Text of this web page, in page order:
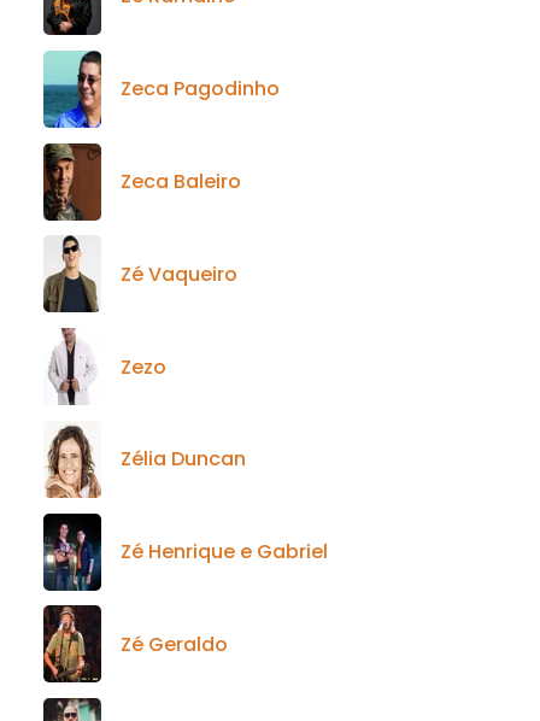
Zeca Pagodinho
Zeca Baleiro
Zé Vaqueiro
Zezo
Zélia Duncan
Zé Henrique e Gabriel
Zé Geraldo